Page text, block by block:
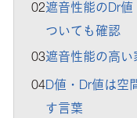
02遮音性能のDr
ついても確認
03遮音性能の高い
04D値・Dr値は空
す言葉